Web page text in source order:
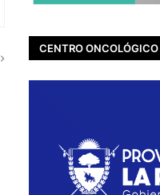
CENTRO ONCOLÓGICO